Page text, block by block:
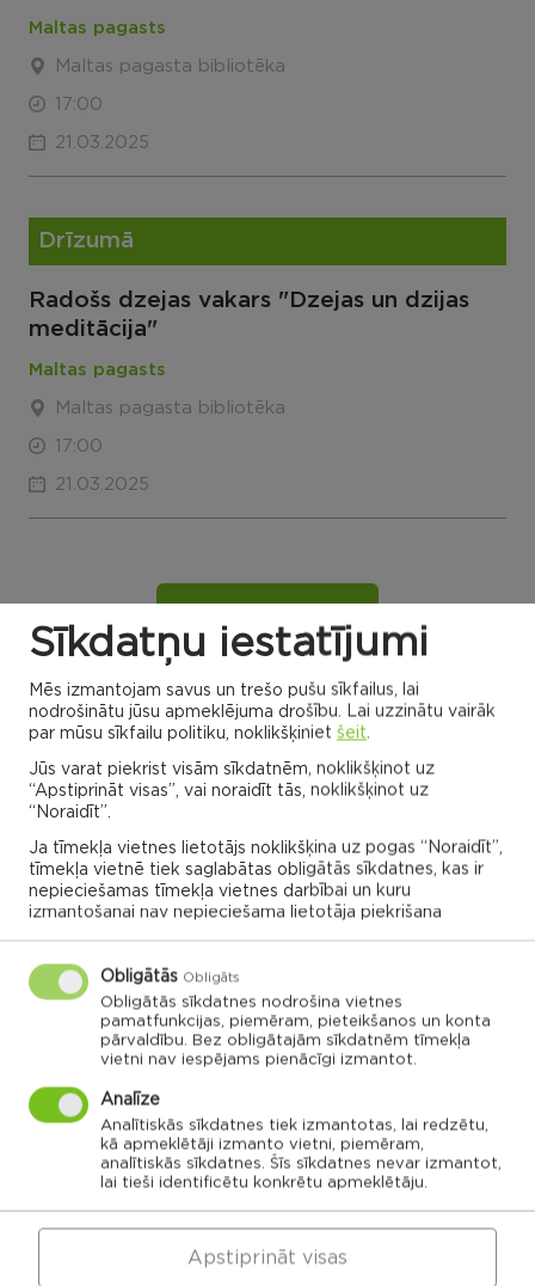
Maltas pagasts
Maltas pagasta bibliotēka
17:00
21.03.2025
Drīzumā
Radošs dzejas vakars "Dzejas un dzijas
meditācija"
Maltas pagasts
Maltas pagasta bibliotēka
17:00
21.03.2025
Rēzeknes novada karte
Noklikšķini uz pagasta vai apvienības kartes, lai
APVIENĪBU PĀRVALDES
Dricānu apvienības
pārvalde
Nautrēnu apvienības
pārvalde
Nagļu pagasts
Gaigalavas
pagasts
Stružānu
pagasts
Nautrēnu
pagasts
Ilzeskalna
Audriņu
Bērzgales
Sīkdatņu iestatījumi
Mēs izmantojam savus un trešo pušu sīkfailus, lai
nodrošinātu jūsu apmeklējuma drošību. Lai uzzinātu vairāk
par mūsu sīkfailu politiku, noklikšķiniet šeit.
Jūs varat piekrist visām sīkdatnēm, noklikšķinot uz
“Apstiprināt visas”, vai noraidīt tās, noklikšķinot uz
“Noraidīt”.
Ja tīmekļa vietnes lietotājs noklikšķina uz pogas “Noraidīt”,
tīmekļa vietnē tiek saglabātas obligātās sīkdatnes, kas ir
nepieciešamas tīmekļa vietnes darbībai un kuru
izmantošanai nav nepieciešama lietotāja piekrišana
Obligātās Obligāts
Obligātās sīkdatnes nodrošina vietnes
pamatfunkcijas, piemēram, pieteikšanos un konta
pārvaldību. Bez obligātajām sīkdatnēm tīmekļa
vietni nav iespējams pienācīgi izmantot.
Analīze
Analītiskās sīkdatnes tiek izmantotas, lai redzētu,
kā apmeklētāji izmanto vietni, piemēram,
analītiskās sīkdatnes. Šīs sīkdatnes nevar izmantot,
lai tieši identificētu konkrētu apmeklētāju.
Apstiprināt visas